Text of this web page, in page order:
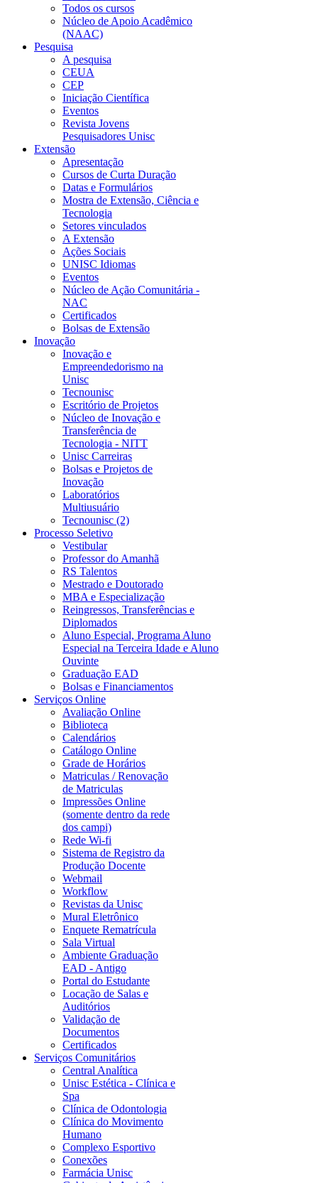
Todos os cursos
Núcleo de Apoio Acadêmico
(NAAC)
Pesquisa
A pesquisa
CEUA
CEP
Iniciação Científica
Eventos
Revista Jovens
Pesquisadores Unisc
Extensão
Apresentação
Cursos de Curta Duração
Datas e Formulários
Mostra de Extensão, Ciência e
Tecnologia
Setores vinculados
A Extensão
Ações Sociais
UNISC Idiomas
Eventos
Núcleo de Ação Comunitária -
NAC
Certificados
Bolsas de Extensão
Inovação
Inovação e
Empreendedorismo na
Unisc
Tecnounisc
Escritório de Projetos
Núcleo de Inovação e
Transferência de
Tecnologia - NITT
Unisc Carreiras
Bolsas e Projetos de
Inovação
Laboratórios
Multiusuário
Tecnounisc (2)
Processo Seletivo
Vestibular
Professor do Amanhã
RS Talentos
Mestrado e Doutorado
MBA e Especialização
Reingressos, Transferências e
Diplomados
Aluno Especial, Programa Aluno
Especial na Terceira Idade e Aluno
Ouvinte
Graduação EAD
Bolsas e Financiamentos
Serviços Online
Avaliação Online
Biblioteca
Calendários
Catálogo Online
Grade de Horários
Matriculas / Renovação
de Matriculas
Impressões Online
(somente dentro da rede
dos campi)
Rede Wi-fi
Sistema de Registro da
Produção Docente
Webmail
Workflow
Revistas da Unisc
Mural Eletrônico
Enquete Rematrícula
Sala Virtual
Ambiente Graduação
EAD - Antigo
Portal do Estudante
Locação de Salas e
Auditórios
Validação de
Documentos
Certificados
Serviços Comunitários
Central Analítica
Unisc Estética - Clínica e
Spa
Clínica de Odontologia
Clínica do Movimento
Humano
Complexo Esportivo
Conexões
Farmácia Unisc